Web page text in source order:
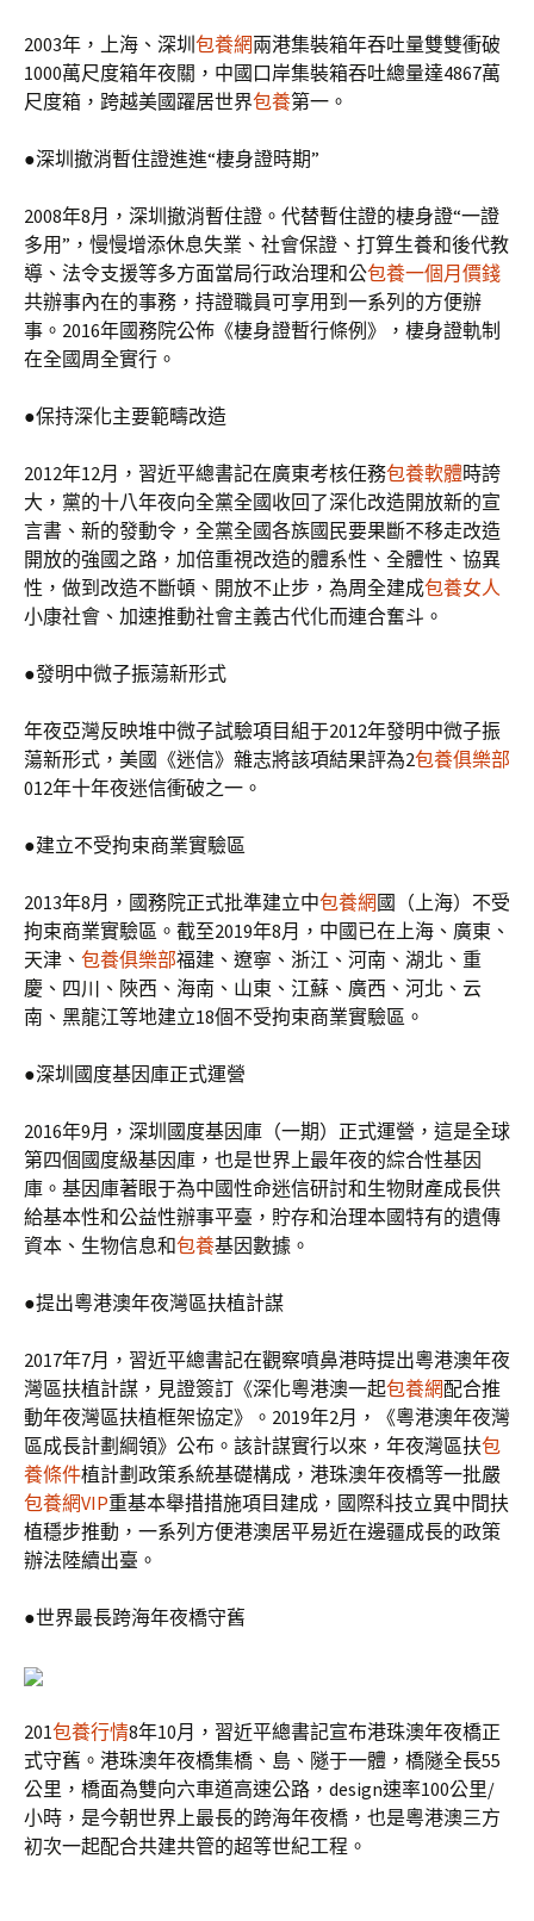
2003年，上海、深圳 包養網兩港集裝箱年吞吐量雙雙衝破
1000萬尺度箱年夜關，中國口岸集裝箱吞吐總量達4867萬
尺度箱，跨越美國躍居世界包養第一。
●深圳撤消暫住證進進“棲身證時期”
2008年8月，深圳撤消暫住證。代替暫住證的棲身證“一證
多用”，慢慢增添休息失業、社會保證、打算生養和後代教
導、法令支援等多方面當局行政治理和公包養一個月價錢
共辦事內在的事務，持證職員可享用到一系列的方便辦
事。2016年國務院公佈《棲身證暫行條例》，棲身證軌制
在全國周全實行。
●保持深化主要範疇改造
2012年12月，習近平總書記在廣東考核任務包養軟體時誇
大，黨的十八年夜向全黨全國收回了深化改造開放新的宣
言書、新的發動令，全黨全國各族國民要果斷不移走改造
開放的強國之路，加倍重視改造的體系性、全體性、協異
性，做到改造不斷頓、開放不止步，為周全建成包養女人
小康社會、加速推動社會主義古代化而連合奮斗。
●發明中微子振蕩新形式
年夜亞灣反映堆中微子試驗項目組于2012年發明中微子振
蕩新形式，美國《迷信》雜志將該項結果評為2包養俱樂部
012年十年夜迷信衝破之一。
●建立不受拘束商業實驗區
2013年8月，國務院正式批準建立中包養網 國（上海）不受
拘束商業實驗區。截至2019年8月，中國已在上海、廣東、
天津、 包養俱樂部福建、遼寧、浙江、河南、湖北、重
慶、四川、陜西、海南、山東、江蘇、廣西、河北、云
南、黑龍江等地建立18個不受拘束商業實驗區。
●深圳國度基因庫正式運營
2016年9月，深圳國度基因庫（一期）正式運營，這是全球
第四個國度級基因庫，也是世界上最年夜的綜合性基因
庫。基因庫著眼于為中國性命迷信研討和生物財產成長供
給基本性和公益性辦事平臺，貯存和治理本國特有的遺傳
資本、生物信息和包養基因數據。
●提出粵港澳年夜灣區扶植計謀
2017年7月，習近平總書記在觀察噴鼻港時提出粵港澳年夜
灣區扶植計謀，見證簽訂《深化粵港澳一起包養網配合推
動年夜灣區扶植框架協定》。2019年2月，《粵港澳年夜灣
區成長計劃綱領》公布。該計謀實行以來，年夜灣區扶包
養條件植計劃政策系統基礎構成，港珠澳年夜橋等一批嚴
包養網VIP重基本舉措措施項目建成，國際科技立異中間扶
植穩步推動，一系列方便港澳居平易近在邊疆成長的政策
辦法陸續出臺。
●世界最長跨海年夜橋守舊
201包養行情8年10月，習近平總書記宣布港珠澳年夜橋正
式守舊。港珠澳年夜橋集橋、島、隧于一體，橋隧全長55
公里，橋面為雙向六車道高速公路，design速率100公里/
小時，是今朝世界上最長的跨海年夜橋，也是粵港澳三方
初次一起配合共建共管的超等世紀工程。